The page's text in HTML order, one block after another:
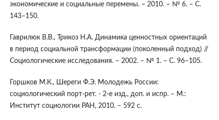
экономические и социальные перемены. – 2010. – № 6. – С.
143–150.
Гаврилюк В.В., Трикоз Н.А. Динамика ценностных ориентаций
в период социальной трансформации (поколенный подход) //
Социологические исследования. – 2002. – № 1. – С. 96–105.
Горшков М.К., Шереги Ф.Э. Молодежь России:
социологический порт-рет. - 2-е изд., доп. и испр. – М.:
Институт социологии РАН, 2010. – 592 с.